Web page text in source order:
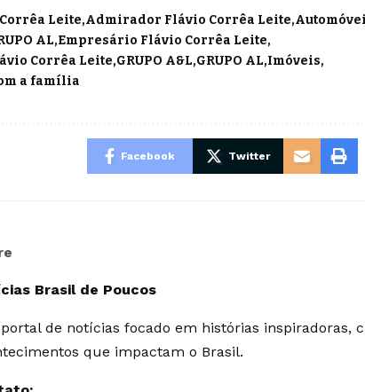
Leite Admirador Flávio Corrêa Leite
AL Empresário Flávio Corrêa Leite
Corrêa Leite GRUPO A&L GRUPO AL Imóveis
a família
Facebook Twitter
Brasil de Poucos
de notícias focado em histórias inspiradoras,
que impactam o Brasil.